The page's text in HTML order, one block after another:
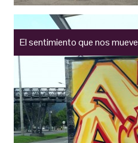
El sentimiento que nos mueve